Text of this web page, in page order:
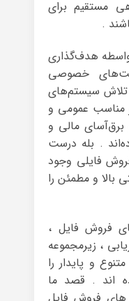
مستقیم برای
.
هدف‌گذاری
خصوصی
تلاش سیستم‌های
عمومی و
برق‌آسای مالی و
. بله درست
فایلی وجود
بالا و مطمئن را
فروش فایل ،
، زیرمجموعه
و پایدار را
اند . قصد ما